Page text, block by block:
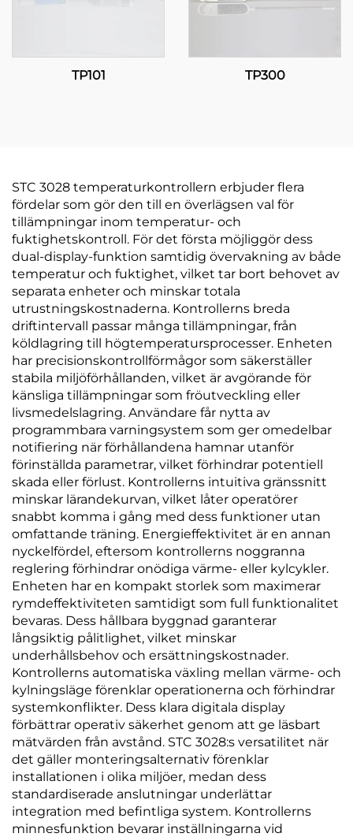
TP101 TP300
STC 3028 temperaturkontrollern erbjuder flera
fördelar som gör den till en överlägsen val för
tillämpningar inom temperatur- och
fuktighetskontroll. För det första möjliggör dess
dual-display-funktion samtidig övervakning av både
temperatur och fuktighet, vilket tar bort behovet av
separata enheter och minskar totala
utrustningskostnaderna. Kontrollerns breda
driftintervall passar många tillämpningar, från
köldlagring till högtemperatursprocesser. Enheten
har precisionskontrollförmågor som säkerställer
stabila miljöförhållanden, vilket är avgörande för
känsliga tillämpningar som fröutveckling eller
livsmedelslagring. Användare får nytta av
programmbara varningsystem som ger omedelbar
notifiering när förhållandena hamnar utanför
förinställda parametrar, vilket förhindrar potentiell
skada eller förlust. Kontrollerns intuitiva gränssnitt
minskar lärandekurvan, vilket låter operatörer
snabbt komma i gång med dess funktioner utan
omfattande träning. Energieffektivitet är en annan
nyckelfördel, eftersom kontrollerns noggranna
reglering förhindrar onödiga värme- eller kylcykler.
Enheten har en kompakt storlek som maximerar
rymdeffektiviteten samtidigt som full funktionalitet
bevaras. Dess hållbara byggnad garanterar
långsiktig pålitlighet, vilket minskar
underhållsbehov och ersättningskostnader.
Kontrollerns automatiska växling mellan värme- och
kylningsläge förenklar operationerna och förhindrar
systemkonflikter. Dess klara digitala display
förbättrar operativ säkerhet genom att ge läsbart
mätvärden från avstånd. STC 3028:s versatilitet när
det gäller monteringsalternativ förenklar
installationen i olika miljöer, medan dess
standardiserade anslutningar underlättar
integration med befintliga system. Kontrollerns
minnesfunktion bevarar inställningarna vid